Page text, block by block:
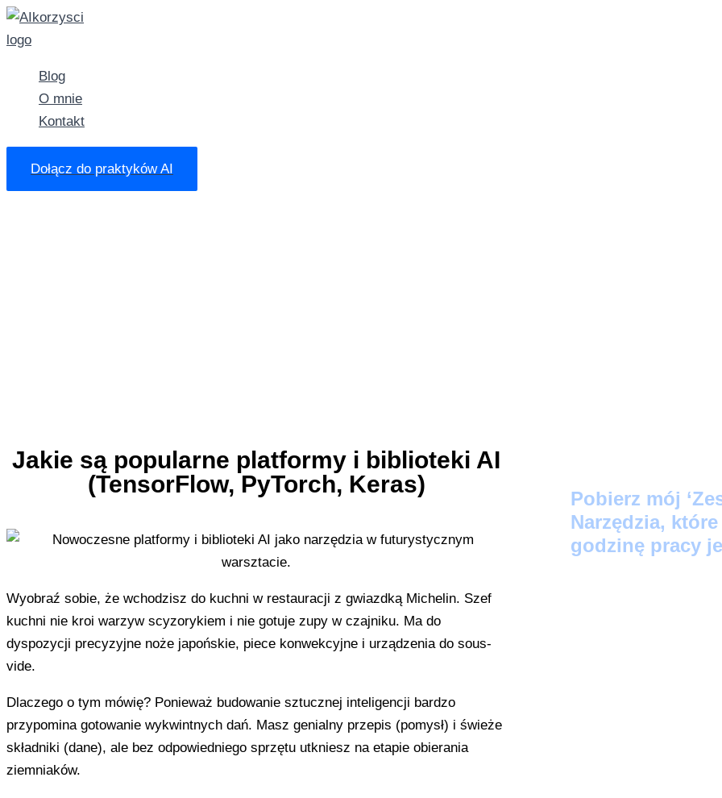
Przejdź
do
Blog
O mnie
Kontakt
Dołącz do praktyków AI
Jakie są popularne platformy i biblioteki AI
(TensorFlow, PyTorch, Keras)
Wyobraź sobie, że wchodzisz do kuchni w restauracji z gwiazdką Michelin. Szef
kuchni nie kroi warzyw scyzorykiem i nie gotuje zupy w czajniku. Ma do
dyspozycji precyzyjne noże japońskie, piece konwekcyjne i urządzenia do sous-
vide.
Dlaczego o tym mówię? Ponieważ budowanie sztucznej inteligencji bardzo
przypomina gotowanie wykwintnych dań. Masz genialny przepis (pomysł) i świeże
składniki (dane), ale bez odpowiedniego sprzętu utkniesz na etapie obierania
ziemniaków.
Pobierz mój
Narzędzia,
godzinę pracy